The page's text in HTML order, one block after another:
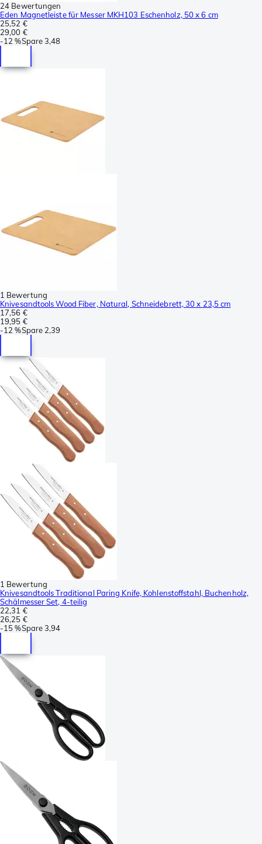
24 Bewertungen
Eden Magnetleiste für Messer MKH103 Eschenholz, 50 x 6 cm
25,52 €
29,00 €
-12 %Spare3,48
1 Bewertung
Knivesandtools Wood Fiber, Natural, Schneidebrett, 30 x 23,5 cm
17,56 €
19,95 €
-12 %Spare 2,39
1 Bewertung
Knivesandtools Traditional Paring Knife, Kohlenstoffstahl, Buchenholz,
Schälmesser Set, 4-teilig
22,31 €
26,25 €
-15 %Spare3,94